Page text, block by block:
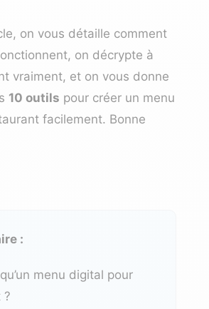
on vous détaille comment
on décrypte à
vraiment, et on vous donne
10 outils pour créer un menu
facilement. Bonne
:
menu digital pour
?